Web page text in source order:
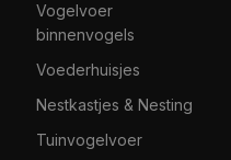
Vogelvoer
binnenvogels
Voederhuisjes
Nestkastjes & Nesting
Tuinvogelvoer